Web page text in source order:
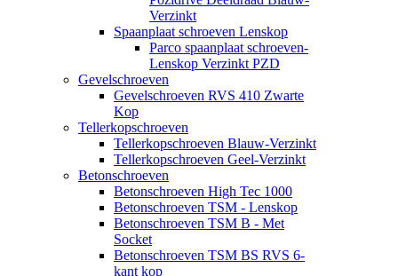
Verzinkt
Spaanplaat schroeven Lenskop
Parco spaanplaat schroeven-
Lenskop Verzinkt PZD
Gevelschroeven
Gevelschroeven RVS 410 Zwarte
Kop
Tellerkopschroeven
Tellerkopschroeven Blauw-Verzinkt
Tellerkopschroeven Geel-Verzinkt
Betonschroeven
Betonschroeven High Tec 1000
Betonschroeven TSM - Lenskop
Betonschroeven TSM B - Met
Socket
Betonschroeven TSM BS RVS 6-
kant kop